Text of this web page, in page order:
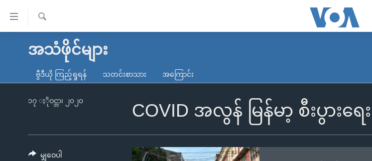
လွယ်ကူ
သည့်
မူလစာမျက်နှာ
ကမ္ဘာ့သတင်းများ
နိုင်ငံတကာ
တရုတ်
အစ္စရေး-ပါလက်စတိုင်း
ရပ်ဝန်းတခု လမ်းတခု အလွန်
အင်္ဂလိပ်စာလေ့လာမယ်
ရ
အသံဖိုင်များ
ဗွီဒီယို ကြည့်ရှုရန် သတင်းစာသား အကြောင်း
COVID အလွန် မြန်မာ့ စီးပွားရ
၁၇ ႏိုဝင္ဘာ၊ ၂၀၂၀
မျှဝေပါ